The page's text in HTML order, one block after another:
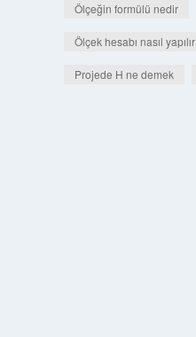
Ölçeğin formülü nedir
Ölçek hesabı nasıl yapılır
Projede H ne demek